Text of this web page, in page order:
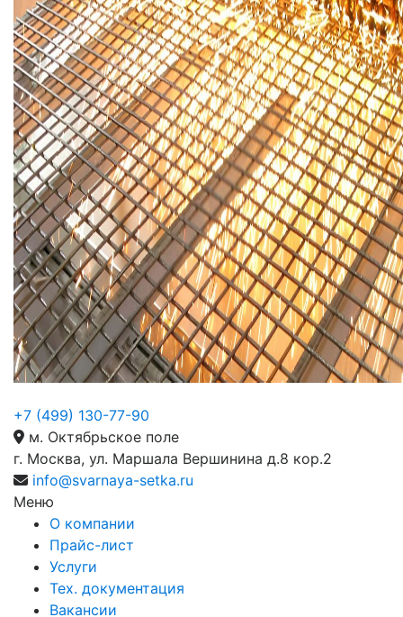
+7 (499) 130-77-90
м. Октябрьское поле
г. Москва, ул. Маршала Вершинина д.8 кор.2
info@svarnaya-setka.ru
Меню
О компании
Прайс-лист
Услуги
Тех. документация
Вакансии